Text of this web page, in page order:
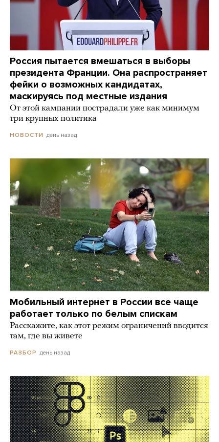
Россия пытается вмешаться в выборы
президента Франции. Она распространяет
фейки о возможных кандидатах,
маскируясь под местные издания
От этой кампании пострадали уже как минимум
три крупных политика
НОВОСТИ день назад
Мобильный интернет в России все чаще
работает только по белым спискам
Расскажите, как этот режим ограничений вводится
там, где вы живете
РАЗБОР день назад